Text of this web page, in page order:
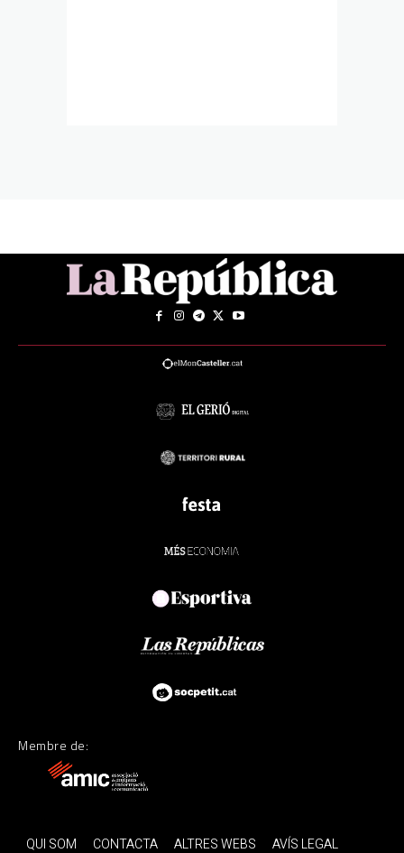
Membre de:
QUI SOM CONTACTA ALTRES WEBS AVÍS LEGAL